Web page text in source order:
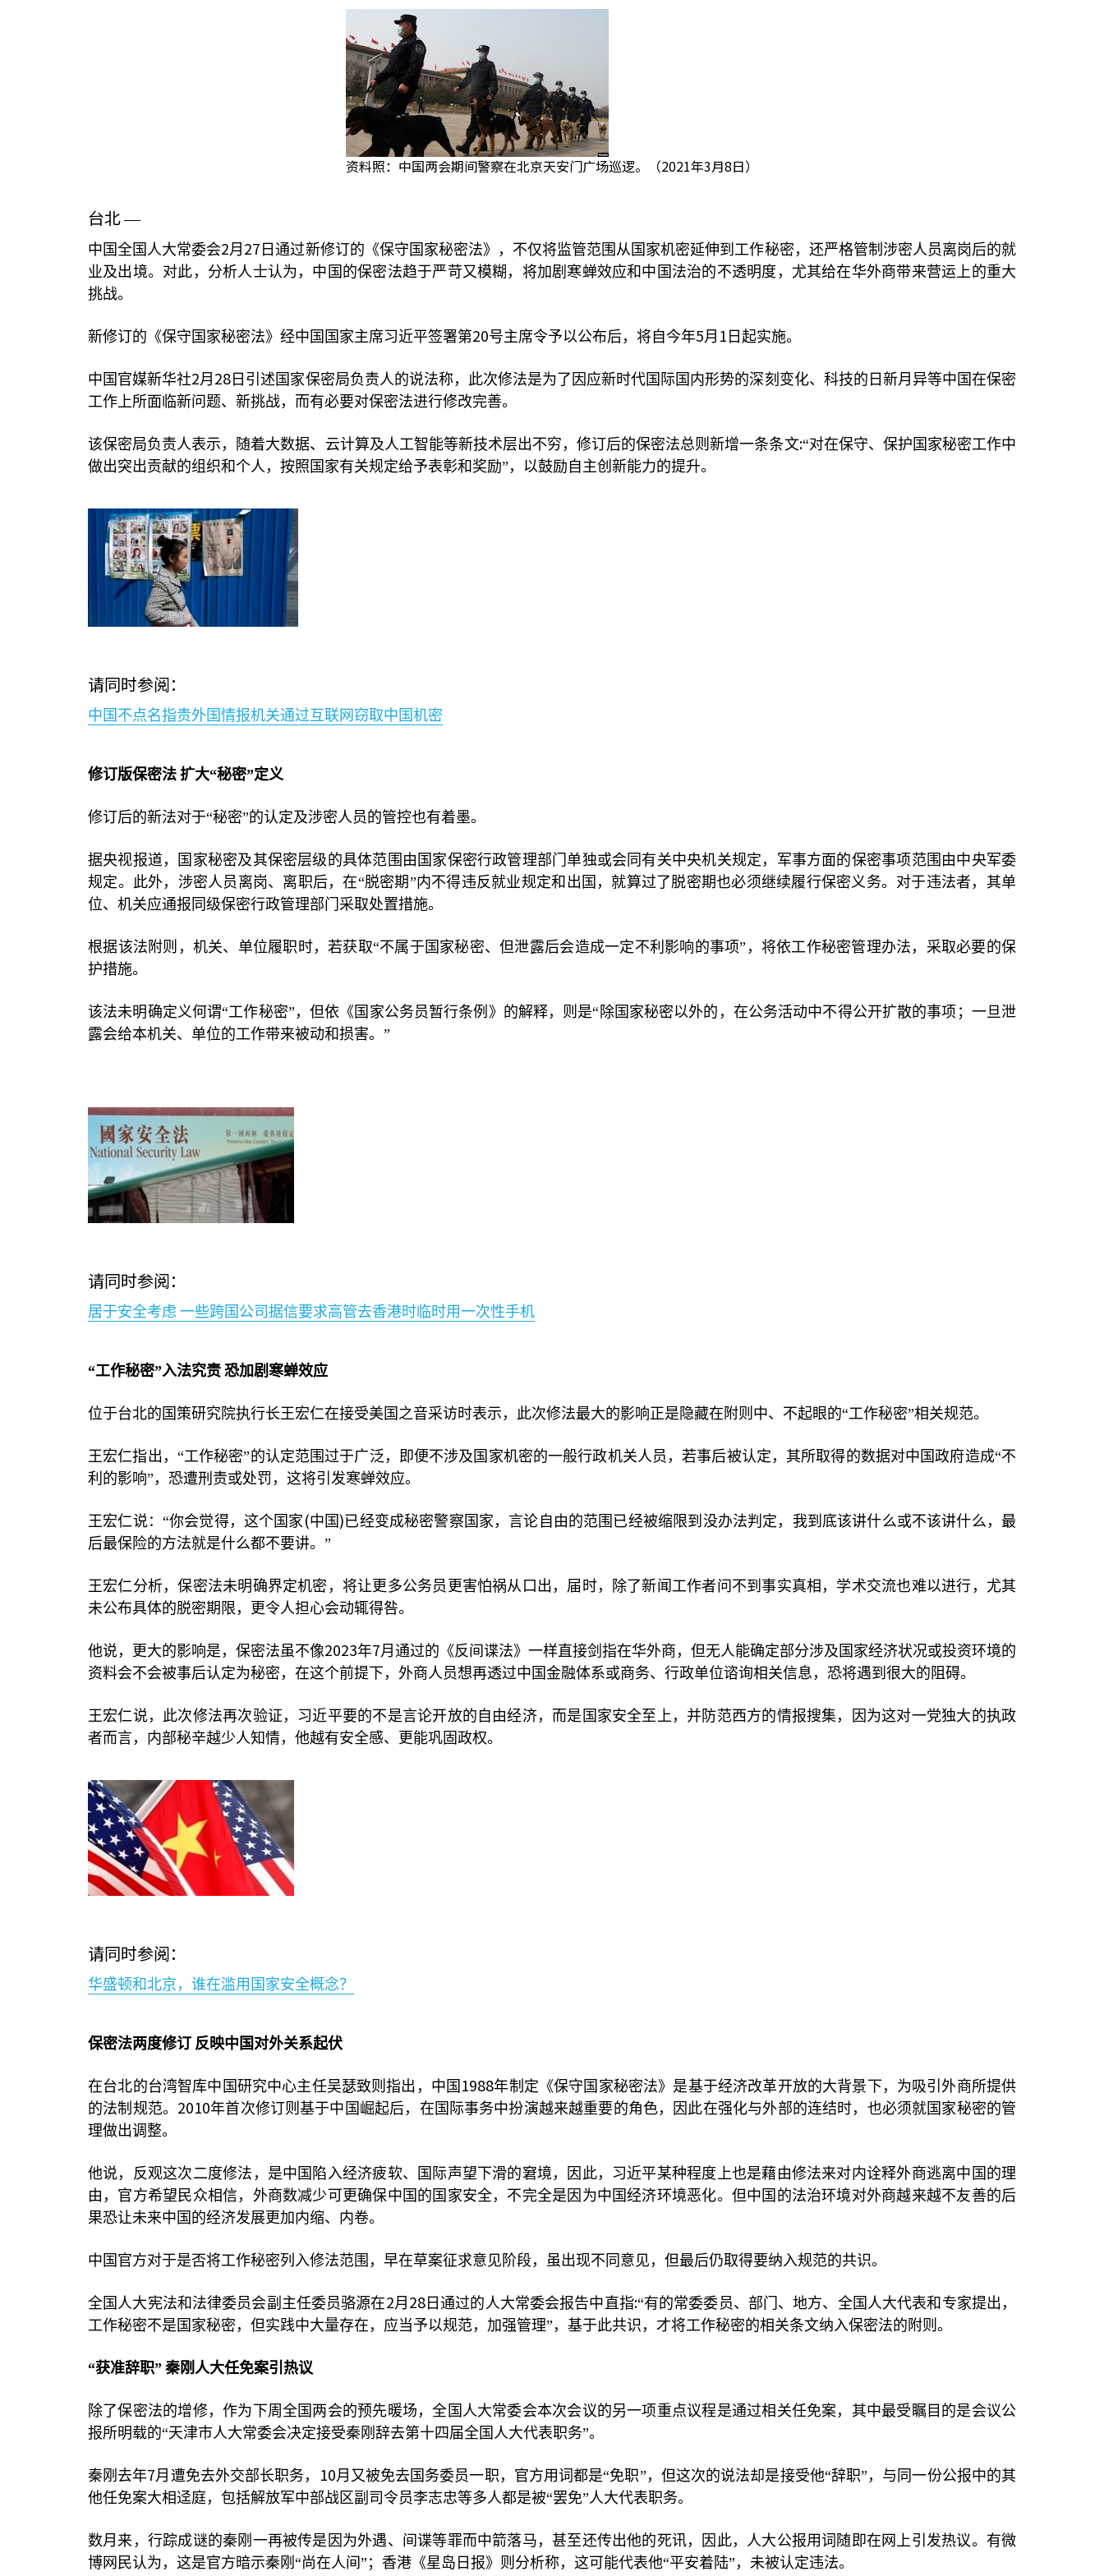
资料照：中国两会期间警察在北京天安门广场巡逻。（2021年3月8日）
台北—
中国全国人大常委会2月 27 日通过新修订的《保守国家秘密法》，不仅将监管范围从国家机密延伸到工作秘密，还严格管制涉密人员离岗后的就
业及出境。对此，分析人士认为，中国的保密法趋于严苛又模糊，将加剧寒蝉效应和中国法治的不透明度，尤其给在华外商带来营运上的重大
挑战。
新修订的《保守国家秘密法》经中国国家主席习近平签署第20号主席令予以公布后，将自今年5月 1 日起实施。
中国官媒新华社2月 28 日引述国家保密局负责人的说法称，此次修法是为了因应新时代国际国内形势的深刻变化、科技的日新月异等中国在保密
工作上所面临新问题、新挑战，而有必要对保密法进行修改完善。
该保密局负责人表示，随着大数据、云计算及人工智能等新技术层出不穷，修订后的保密法总则新增一条条文:“对在保守、保护国家秘密工作中
做出突出贡献的组织和个人，按照国家有关规定给予表彰和奖励”，以鼓励自主创新能力的提升。
请同时参阅：
中国不点名指责外国情报机关通过互联网窃取中国机密
修订版保密法 扩大“秘密”定义
修订后的新法对于“秘密”的认定及涉密人员的管控也有着墨。
据央视报道，国家秘密及其保密层级的具体范围由国家保密行政管理部门单独或会同有关中央机关规定，军事方面的保密事项范围由中央军委
规定。此外，涉密人员离岗、离职后，在“脱密期”内不得违反就业规定和出国，就算过了脱密期也必须继续履行保密义务。对于违法者，其单
位、机关应通报同级保密行政管理部门采取处置措施。
根据该法附则，机关、单位履职时，若获取“不属于国家秘密、但泄露后会造成一定不利影响的事项”，将依工作秘密管理办法，采取必要的保
护措施。
该法未明确定义何谓“工作秘密”，但依《国家公务员暂行条例》的解释，则是“除国家秘密以外的，在公务活动中不得公开扩散的事项；一旦泄
露会给本机关、单位的工作带来被动和损害。”
请同时参阅：
居于安全考虑 一些跨国公司据信要求高管去香港时临时用一次性手机
“工作秘密”入法究责 恐加剧寒蝉效应
位于台北的国策研究院执行长王宏仁在接受美国之音采访时表示，此次修法最大的影响正是隐藏在附则中、不起眼的“工作秘密”相关规范。
王宏仁指出，“工作秘密”的认定范围过于广泛，即便不涉及国家机密的一般行政机关人员，若事后被认定，其所取得的数据对中国政府造成“不
利的影响”，恐遭刑责或处罚，这将引发寒蝉效应。
王宏仁说：“你会觉得，这个国家 (中国 )已经变成秘密警察国家，言论自由的范围已经被缩限到没办法判定，我到底该讲什么或不该讲什么，最
后最保险的方法就是什么都不要讲。”
王宏仁分析，保密法未明确界定机密，将让更多公务员更害怕祸从口出，届时，除了新闻工作者问不到事实真相，学术交流也难以进行，尤其
未公布具体的脱密期限，更令人担心会动辄得咎。
他说，更大的影响是，保密法虽不像2023年7月通过的《反间谍法》一样直接剑指在华外商，但无人能确定部分涉及国家经济状况或投资环境的
资料会不会被事后认定为秘密，在这个前提下，外商人员想再透过中国金融体系或商务、行政单位谘询相关信息，恐将遇到很大的阻碍。
王宏仁说，此次修法再次验证，习近平要的不是言论开放的自由经济，而是国家安全至上，并防范西方的情报搜集，因为这对一党独大的执政
者而言，内部秘辛越少人知情，他越有安全感、更能巩固政权。
请同时参阅：
华盛顿和北京，谁在滥用国家安全概念？
保密法两度修订 反映中国对外关系起伏
在台北的台湾智库中国研究中心主任吴瑟致则指出，中国 1988年制定《保守国家秘密法》是基于经济改革开放的大背景下，为吸引外商所提供
的法制规范。 2010年首次修订则基于中国崛起后，在国际事务中扮演越来越重要的角色，因此在强化与外部的连结时，也必须就国家秘密的管
理做出调整。
他说，反观这次二度修法，是中国陷入经济疲软、国际声望下滑的窘境，因此，习近平某种程度上也是藉由修法来对内诠释外商逃离中国的理
由，官方希望民众相信，外商数减少可更确保中国的国家安全，不完全是因为中国经济环境恶化。但中国的法治环境对外商越来越不友善的后
果恐让未来中国的经济发展更加内缩、内卷。
中国官方对于是否将工作秘密列入修法范围，早在草案征求意见阶段，虽出现不同意见，但最后仍取得要纳入规范的共识。
全国人大宪法和法律委员会副主任委员骆源在2月 28日通过的人大常委会报告中直指:“有的常委委员、部门、地方、全国人大代表和专家提出，
工作秘密不是国家秘密，但实践中大量存在，应当予以规范，加强管理”，基于此共识，才将工作秘密的相关条文纳入保密法的附则。
“获准辞职” 秦刚人大任免案引热议
除了保密法的增修，作为下周全国两会的预先暖场，全国人大常委会本次会议的另一项重点议程是通过相关任免案，其中最受瞩目的是会议公
报所明载的“天津市人大常委会决定接受秦刚辞去第十四届全国人大代表职务”。
秦刚去年7月遭免去外交部长职务， 10月又被免去国务委员一职，官方用词都是“免职”，但这次的说法却是接受他“辞职”，与同一份公报中的其
他任免案大相迳庭，包括解放军中部战区副司令员李志忠等多人都是被“罢免”人大代表职务。
数月来，行踪成谜的秦刚一再被传是因为外遇、间谍等罪而中箭落马，甚至还传出他的死讯，因此，人大公报用词随即在网上引发热议。有微
博网民认为，这是官方暗示秦刚“尚在人间”；香港《星岛日报》则分析称，这可能代表他“平安着陆”，未被认定违法。